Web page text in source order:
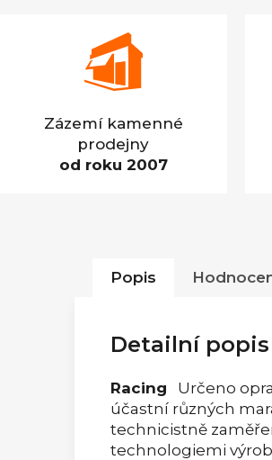
Zázemí kamenné
prodejny
od roku 2007
Popis
Detailní
Racing Určeno
účastní různých
technicistně
technologiemi